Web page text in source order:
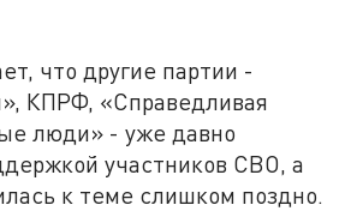
что другие партии -
КПРФ, «Справедливая
люди» - уже давно
участников СВО, а
к теме слишком поздно.